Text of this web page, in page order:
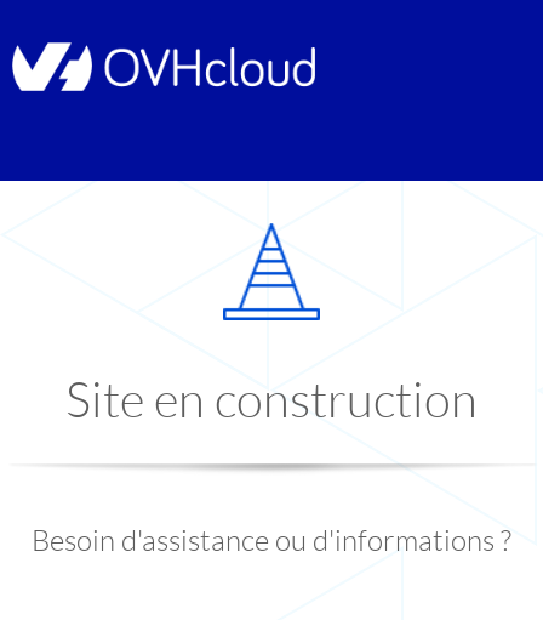
Site en construction
Besoin d'assistance ou d'informations ?